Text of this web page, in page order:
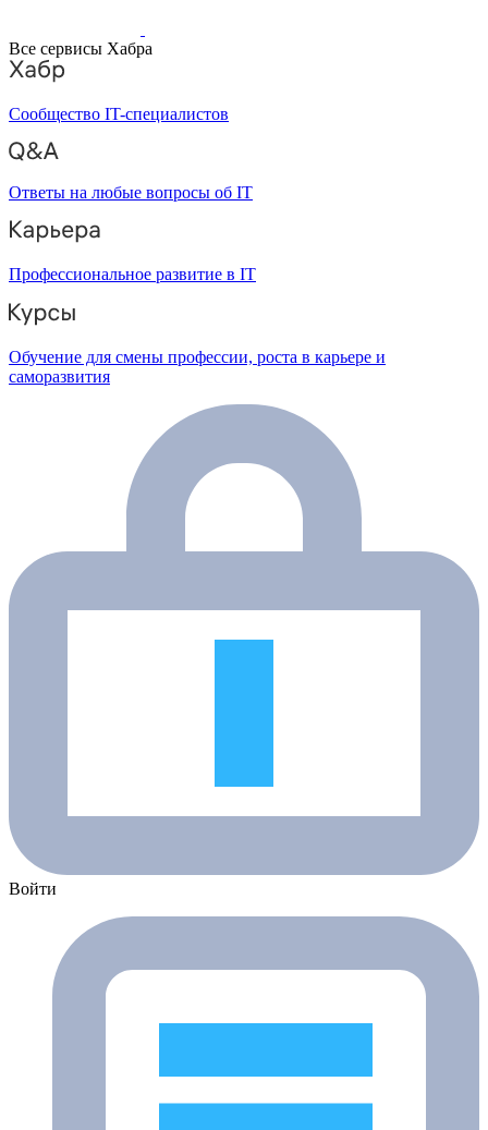
Все сервисы Хабра
Сообщество IT-специалистов
Ответы на любые вопросы об IT
Профессиональное развитие в IT
Обучение для смены профессии, роста в карьере и
саморазвития
Войти